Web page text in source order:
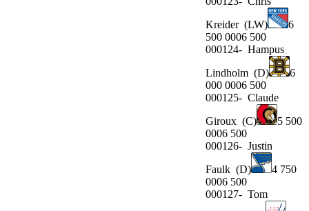
Kreider(LW)
6
500 0006 500
000124- Hampus
Lindholm (D)
6
000 0006 500
000125- Claude
Giroux (C)
5 500
0006 500
000126- Justin
Faulk (D)
4 750
0006 500
000127- Tom